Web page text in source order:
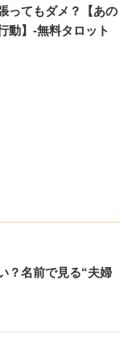
ってもダメ？【あの
動】-無料タロット
？名前で見る“夫婦